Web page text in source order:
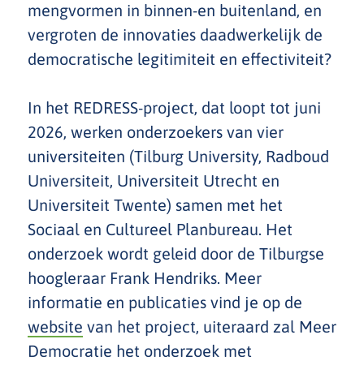
mengvormen in binnen-en buitenland, en
vergroten de innovaties daadwerkelijk de
democratische legitimiteit en effectiviteit?
In het REDRESS-project, dat loopt tot juni
2026, werken onderzoekers van vier
universiteiten (Tilburg University, Radboud
Universiteit, Universiteit Utrecht en
Universiteit Twente) samen met het
Sociaal en Cultureel Planbureau. Het
onderzoek wordt geleid door de Tilburgse
hoogleraar Frank Hendriks. Meer
informatie en publicaties vind je op de
website van het project, uiteraard zal Meer
Democratie het onderzoek met